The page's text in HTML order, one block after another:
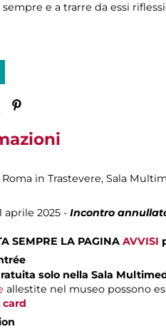
sempre e a trarre da essi
in Trastevere, Sala
aprile 2025 - Incontro
SEMPRE LA PAGINA AVVISI
solo nella Sala
allestite nel museo possono
card